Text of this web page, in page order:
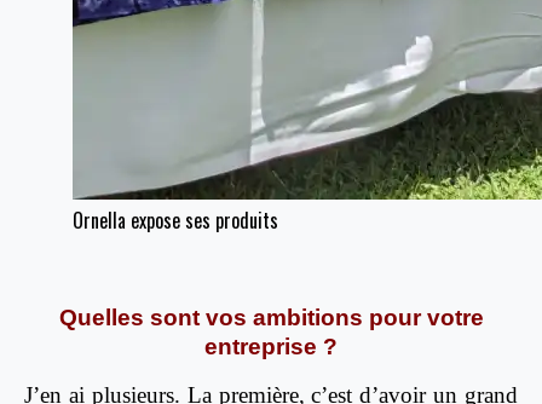
Ornella expose ses produits
Quelles sont vos ambitions pour votre
entreprise ?
J’en ai plusieurs. La première, c’est d’avoir un grand